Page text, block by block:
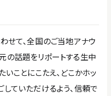
せて、全国のご当地アナウ
の話題をリポートする生中
ことにこたえ、どこかホッ
ていただけるよう、信頼で